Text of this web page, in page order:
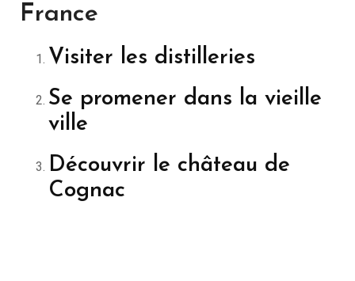
France
Visiter les distilleries
Se promener dans la vieille
ville
Découvrir le château de
Cognac